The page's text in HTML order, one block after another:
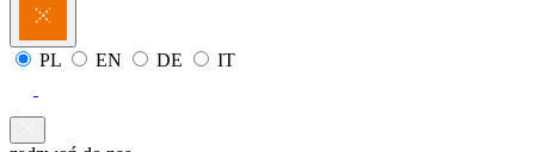
PL EN DE IT